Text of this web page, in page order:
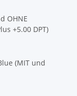
OHNE
+5.00 DPT)